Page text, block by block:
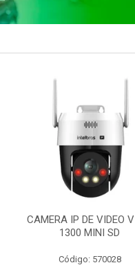
CAMERA IP DE VIDEO
1300 MINI SD
Código: 570028